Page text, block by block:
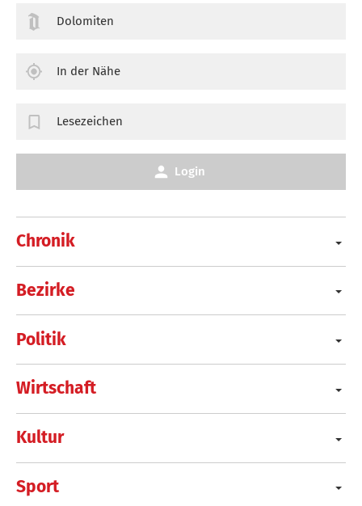
Chronik
Bezirke
Politik
Wirtschaft
Kultur
Sport
Dolomiten
In der Nähe
Lesezeichen
Login